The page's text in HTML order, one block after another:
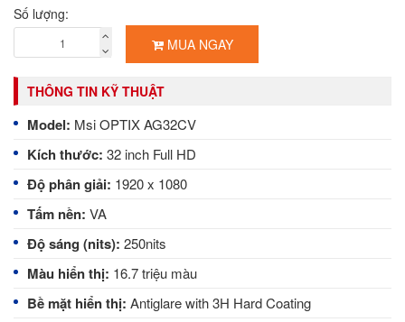
Số lượng:
MUA NGAY
THÔNG TIN KỸ THUẬT
Model: Msi OPTIX AG32CV
Kích thước: 32 inch Full HD
Độ phân giải: 1920 x 1080
Tấm nền: VA
Độ sáng (nits): 250nits
Màu hiển thị: 16.7 triệu màu
Bề mặt hiển thị: Antiglare with 3H Hard Coating